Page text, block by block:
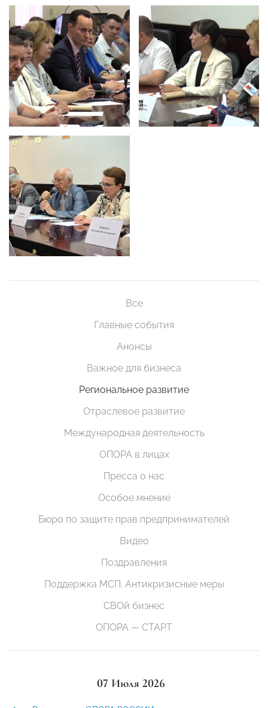
Все
Главные события
Анонсы
Важное для бизнеса
Региональное развитие
Отраслевое развитие
Международная деятельность
ОПОРА в лицах
Пресса о нас
Особое мнение
Бюро по защите прав предпринимателей
Видео
Поздравления
Поддержка МСП. Антикризисные меры
СВОй бизнес
ОПОРА — СТАРТ
07 Июля 2026